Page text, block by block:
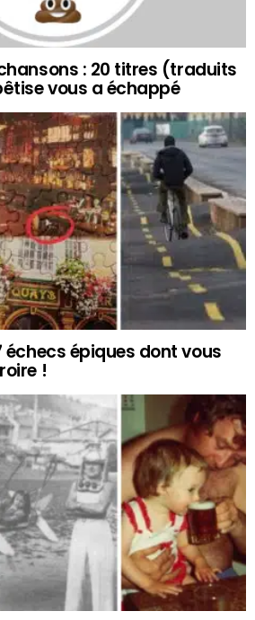
: 20 titres (traduits
vous a échappé
échecs épiques dont vous
!